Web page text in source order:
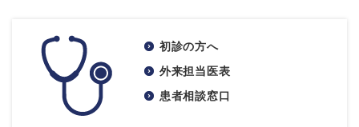
初診の方へ
外来担当医表
患者相談窓口